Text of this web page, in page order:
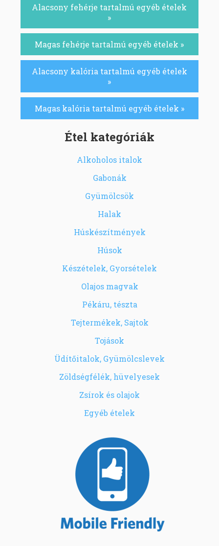
Alacsony fehérje tartalmú egyéb ételek
»
Magas fehérje tartalmú egyéb ételek »
Alacsony kalória tartalmú egyéb ételek
»
Magas kalória tartalmú egyéb ételek »
Étel kategóriák
Alkoholos italok
Gabonák
Gyümölcsök
Halak
Húskészítmények
Húsok
Készételek, Gyorsételek
Olajos magvak
Pékáru, tészta
Tejtermékek, Sajtok
Tojások
Üdítőitalok, Gyümölcslevek
Zöldségfélék, hüvelyesek
Zsírok és olajok
Egyéb ételek